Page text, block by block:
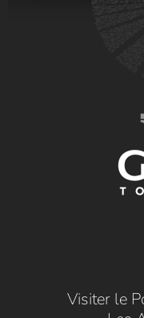
Visiter le